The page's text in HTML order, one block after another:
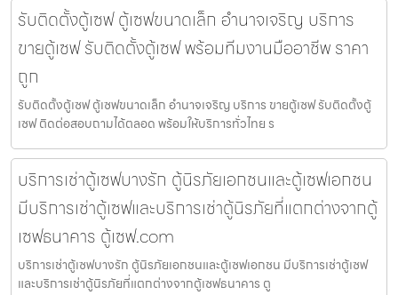
รับติดตั้งตู้เซฟ ตู้เซฟขนาดเล็ก อำนาจเจริญ บริการ
ขายตู้เซฟ รับติดตั้งตู้เซฟ พร้อมทีมงานมืออาชีพ ราคา
ถูก
รับติดตั้งตู้เซฟ ตู้เซฟขนาดเล็ก อำนาจเจริญ บริการ ขายตู้เซฟ รับติดตั้งตู้
เซฟ ติดต่อสอบถามได้ตลอด พร้อมให้บริการทั่วไทย ร
บริการเช่าตู้เซฟบางรัก ตู้นิรภัยเอกชนและตู้เซฟเอกชน
มีบริการเช่าตู้เซฟและบริการเช่าตู้นิรภัยที่แตกต่างจากตู้
เซฟธนาคาร ตู้เซฟ.com
บริการเช่าตู้เซฟบางรัก ตู้นิรภัยเอกชนและตู้เซฟเอกชน มีบริการเช่าตู้เซฟ
และบริการเช่าตู้นิรภัยที่แตกต่างจากตู้เซฟธนาคาร ตู